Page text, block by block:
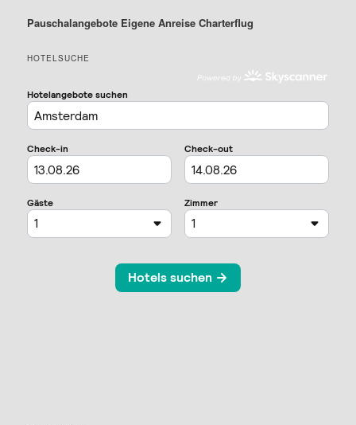
Pauschalangebote Eigene Anreise Charterflug
HOTELSUCHE